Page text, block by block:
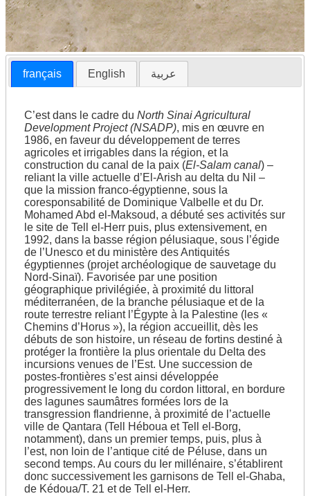
Désert
Karnak-nord
Montagne thébaine
Tôd
Assassif
Coptos
Deir el-Médina
Dendara
Ermant
Karnak, sanctuaires osiriens
Médamoud
Qal‘at Cheikh Hammâm
Qous
Tombe de Padiaménopé (TT 33)
français English عربية
C’est dans le cadre du North Sinai Agricultural
Development Project (NSADP), mis en œuvre en
1986, en faveur du développement de terres
agricoles et irrigables dans la région, et la
construction du canal de la paix (El-Salam canal) –
reliant la ville actuelle d’El-Arish au delta du Nil –
que la mission franco-égyptienne, sous la
coresponsabilité de Dominique Valbelle et du Dr.
Mohamed Abd el-Maksoud, a débuté ses activités sur
le site de Tell el-Herr puis, plus extensivement, en
1992, dans la basse région pélusiaque, sous l’égide
de l’Unesco et du ministère des Antiquités
égyptiennes (projet archéologique de sauvetage du
Nord-Sinaï). Favorisée par une position
géographique privilégiée, à proximité du littoral
méditerranéen, de la branche pélusiaque et de la
route terrestre reliant l’Égypte à la Palestine (les «
Chemins d’Horus »), la région accueillit, dès les
débuts de son histoire, un réseau de fortins destiné à
protéger la frontière la plus orientale du Delta des
incursions venues de l’Est. Une succession de
postes-frontières s’est ainsi développée
progressivement le long du cordon littoral, en bordure
des lagunes saumâtres formées lors de la
transgression flandrienne, à proximité de l’actuelle
ville de Qantara (Tell Héboua et Tell el-Borg,
notamment), dans un premier temps, puis, plus à
l’est, non loin de l’antique cité de Péluse, dans un
second temps. Au cours du Ier millénaire, s’établirent
donc successivement les garnisons de Tell el-Ghaba,
de Kédoua/T. 21 et de Tell el-Herr.